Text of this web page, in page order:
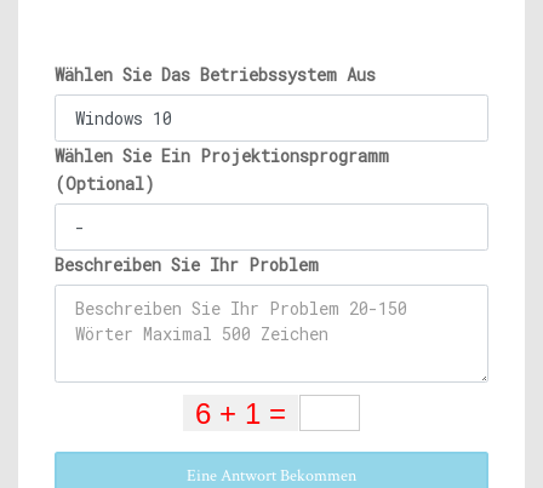
Wählen Sie Das Betriebssystem Aus
Wählen Sie Ein Projektionsprogramm
(Optional)
Beschreiben Sie Ihr Problem
Eine Antwort Bekommen